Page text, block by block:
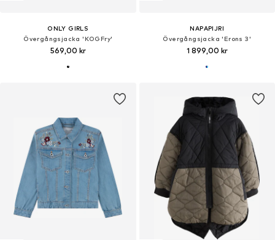
ONLY GIRLS
Övergångsjacka 'KOGFry'
569,00 kr
NAPAPIJRI
Övergångsjacka 'Erons 3'
1 899,00 kr